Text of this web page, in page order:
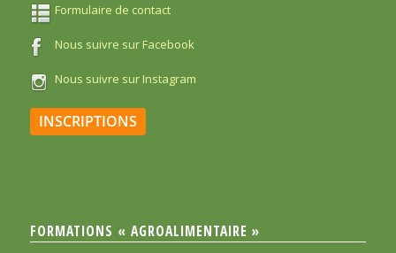
Formulaire de contact
Nous suivre sur Facebook
Nous suivre sur Instagram
INSCRIPTIONS
FORMATIONS « AGROALIMENTAIRE »